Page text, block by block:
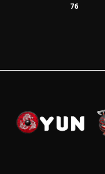
76